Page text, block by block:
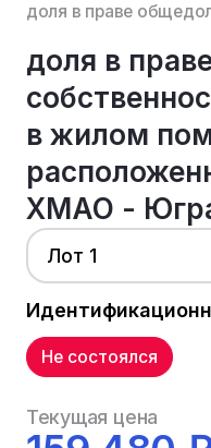
доля в
в жилом
ХМАО - Югра
Лот 1
Не состоялся
Текущая цена